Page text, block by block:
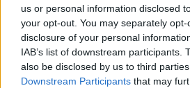
us or personal information disclosed
your opt-out. You may separately
disclosure of your personal
IAB’s list of downstream participants.
also be disclosed by us to third
Downstream Participants that may
S
O M
A
M
O
R
M
O
A
A
R
O